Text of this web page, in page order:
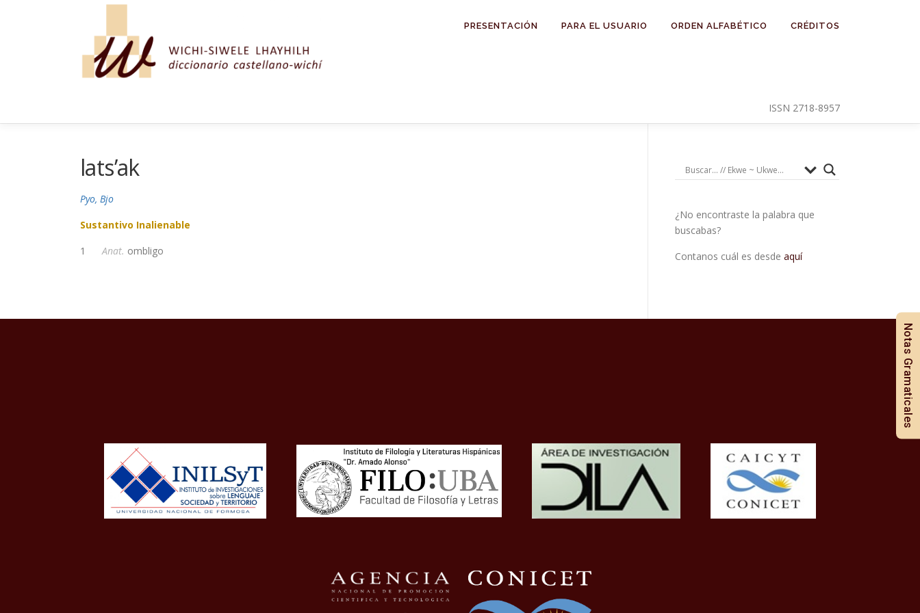
PRESENTACIÓN PARA EL USUARIO ORDEN ALFABÉTICO CRÉDITOS
ISSN 2718-8957
lats’ak
Pyo, Bjo
Sustantivo Inalienable
1Anat. ombligo
¿No encontraste la palabra que
buscabas?
Contanos cuál es desde aquí
Notas Gramaticales